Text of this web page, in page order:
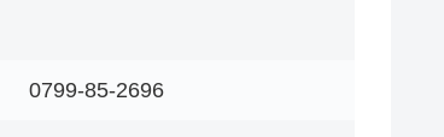
0799-85-2696